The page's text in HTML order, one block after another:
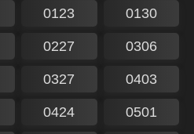
0123 0130
0227 0306
0327 0403
0424 0501